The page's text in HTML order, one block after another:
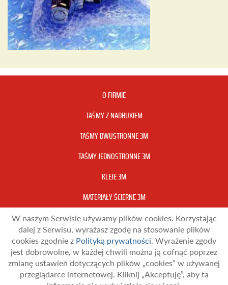
O FIRMIE
TAŚMY Z NADRUKIEM
TAŚMY DWUSTRONNE 3M
TAŚMY JEDNOSTRONNE 3M
KLEJE 3M
MATERIAŁY ŚCIERNE 3M
MATERIAŁY OPAKOWANIOWE
KONTAKT
TAŚMA ul. Kozia 14, 30-733 Kraków
W naszym Serwisie używamy plików cookies. Korzystając
dalej z Serwisu, wyrażasz zgodę na stosowanie plików
cookies zgodnie z Polityką prywatności. Wyrażenie zgody
jest dobrowolne, w każdej chwili można ją cofnąć poprzez
zmianę ustawień dotyczących plików „cookies” w używanej
przeglądarce internetowej. Kliknij „Akceptuję”, aby ta